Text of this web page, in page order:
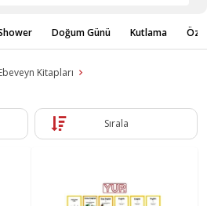
Doğum Günü Kutlama
Kitapları
Sırala